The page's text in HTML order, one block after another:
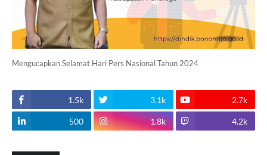
Mengucapkan Selamat Hari Pers Nasional Tahun 2024
1.5k 3.1k 2.7k
500 1.8k 4.2k